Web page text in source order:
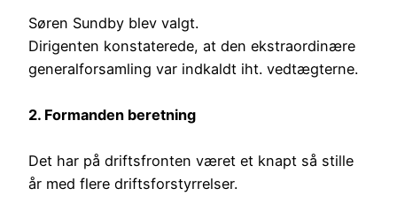
Søren Sundby blev valgt.
Dirigenten konstaterede, at den ekstraordinære
generalforsamling var indkaldt iht. vedtægterne.
2. Formanden beretning
Det har på driftsfronten været et knapt så stille
år med flere driftsforstyrrelser.